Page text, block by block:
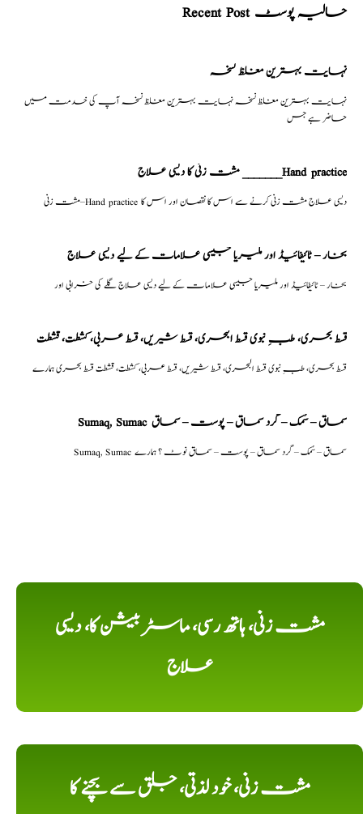
Recent Post حالیہ پوسٹ
نہایت بہترین مغلظ نسخہ
نہایت بہترین مغلظ نسخہ نہایت بہترین مغلظ نسخہ آپ کی خدمت میں
حاضر ہے جس
مشت زنی کا دیسی علاج _______Hand practice
مشت زنی–Hand practice دیسی علاج مشت زنی کرنے سے اس کا نقصان اور اس کا
بخار – ٹائیفائیڈ اور ملیریا جیسی علامات کے لیے دیسی علاج
بخار – ٹائیفائیڈ اور ملیریا جیسی علامات کے لیے دیسی علاج گلے کی خرابی اور
قسط بحری، طبِ نبوی قسط البحری، قسط شیریں، قسط عربی، كشطت، قشطت
قسط بحری، طبِ نبوی قسط البحری، قسط شیریں، قسط عربی، كشطت، قشطت قسط بحری ہمارے
Sumaq, Sumac سماق – سُمک – گرد سماق – پوست – سماق
Sumaq, Sumac سماق – سُمک – گرد سماق – پوست – سماق نوٹ ؟ ہمارے
مشت زنی، ہاتھ رسی، ماسٹر بیشن کا، دیسی
علاج
مشت زنی، خود لذتی، جلق سے بچنے کا